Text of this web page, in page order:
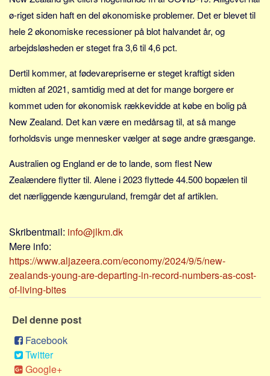
Jura og regler
Skatter og afgifter
Statistik
Alle
Meta
Dokumenttyper
Emner
Skribenter
Personer
Steder
Om
Webstedet
Forhistorien
Redigering
Tekstannoncer
Bannere
Hjælp
ø-riget siden haft en del økonomiske problemer. Det er blevet til
hele 2 økonomiske recessioner på blot halvandet år, og
arbejdsløsheden er steget fra 3,6 til 4,6 pct.
Dertil kommer, at fødevarepriserne er steget kraftigt siden
midten af 2021, samtidig med at det for mange borgere er
kommet uden for økonomisk rækkevidde at købe en bolig på
New Zealand. Det kan være en medårsag til, at så mange
forholdsvis unge mennesker vælger at søge andre græsgange.
Australien og England er de to lande, som flest New
Zealændere flytter til. Alene i 2023 flyttede 44.500 bopælen til
det nærliggende kænguruland, fremgår det af artiklen.
Skribentmail: info@jlkm.dk
Mere info:
https://www.aljazeera.com/economy/2024/9/5/new-
zealands-young-are-departing-in-record-numbers-as-cost-
of-living-bites
Del denne post
Facebook
Twitter
Google+